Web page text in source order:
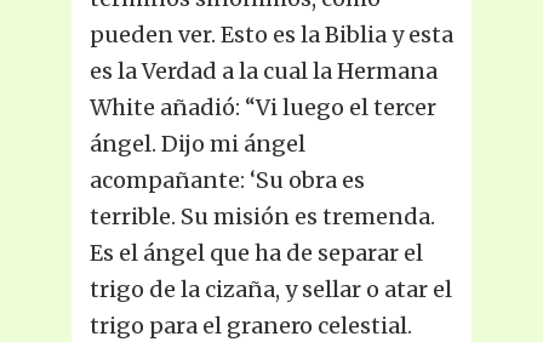
pueden ver. Esto es la Biblia y esta
es la Verdad a la cual la Hermana
White añadió: “Vi luego el tercer
ángel. Dijo mi ángel
acompañante: ‘Su obra es
terrible. Su misión es tremenda.
Es el ángel que ha de separar el
trigo de la cizaña, y sellar o atar el
trigo para el granero celestial.